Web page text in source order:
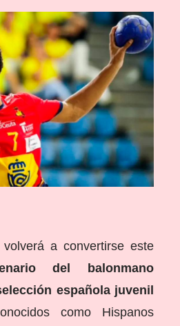
volverá a convertirse este
del balonmano
española juvenil
como Hispanos